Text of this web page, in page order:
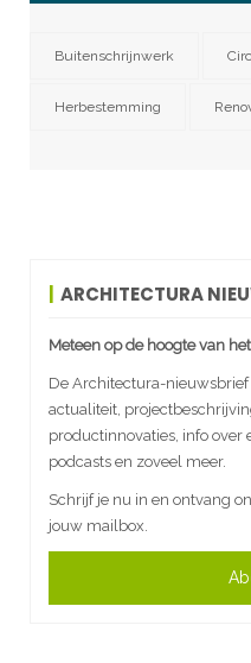
Buitenschrijnwerk
Herbestemming
ARCHITECTURA
Meteen op de hoogte van
De Architectura-
actualiteit,
productinnovaties, info over
podcasts en zoveel meer.
Schrijf je nu in en ontvang
jouw mailbox.